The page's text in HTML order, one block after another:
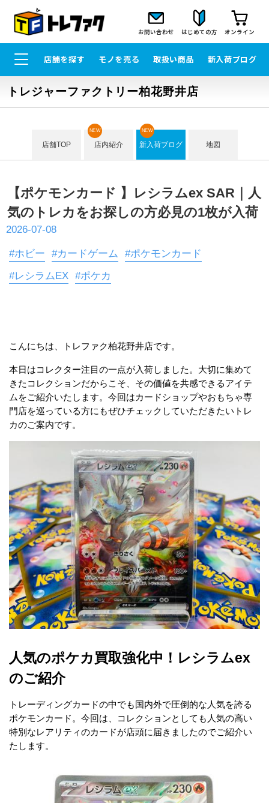
お問い合わせ はじめての方 オンライン
店舗を探す モノを売る 取扱い商品 新入荷ブログ
トレジャーファクトリー柏花野井店
店舗TOP 店内紹介
NEW
新入荷ブログ
NEW
地図
【ポケモンカード 】レシラムex SAR｜人
気のトレカをお探しの方必見の1枚が入荷
2026-07-08
#ホビー #カードゲーム
#ポケモンカード
#レシラムEX #ポケカ
こんにちは、トレファク柏花野井店です。
本日はコレクター注目の一点が入荷しました。大切に集めて
きたコレクションだからこそ、その価値を共感できるアイテ
ムをご紹介いたします。今回はカードショップやおもちゃ専
門店を巡っている方にもぜひチェックしていただきたいトレ
カのご案内です。
人気のポケカ買取強化中！レシラムex
のご紹介
トレーディングカードの中でも国内外で圧倒的な人気を誇る
ポケモンカード。今回は、コレクションとしても人気の高い
特別なレアリティのカードが店頭に届きましたのでご紹介い
たします。